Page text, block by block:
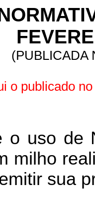
(PUBLICADA
o publicado
o uso de
milho
sua